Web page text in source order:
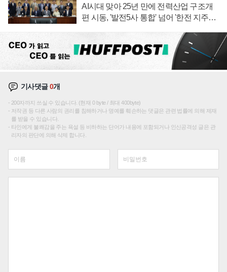
AI시대 맞아 25년 만에 전력산업 구조개
편 시동, '발전5사 통합' 넘어 '한전 지주사'
기사댓글0개
200자까지 쓰실 수 있습니다. (현재 0 byte / 최대 400byte)
저작권 등 다른 사람의 권리를 침해하거나 명예를 훼손하는 댓글은 관련 법률에 의해 제재
를 받을 수 있습니다.
타인에게 불쾌감을 주는 욕설 등 비하하는 단어가 내용에 포함되거나 인신공격성 글은 관
리자의 판단에 의해 삭제 합니다.